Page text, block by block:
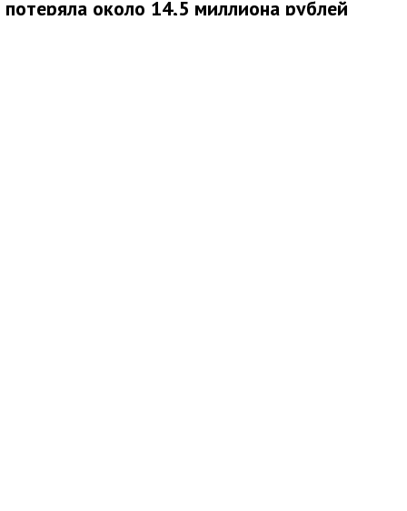
потеряла около 14,5 миллиона рублей